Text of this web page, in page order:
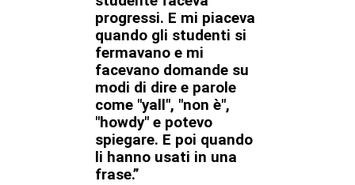
progressi. E mi piaceva
quando gli studenti si
fermavano e mi
facevano domande su
modi di dire e parole
come "yall", "non è",
"howdy" e potevo
spiegare. E poi quando
li hanno usati in una
frase.”